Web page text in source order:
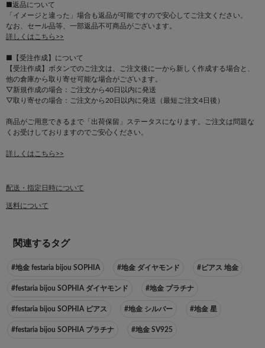
■返品について
「イメージと違った」場合も返品が可能ですので安心してご注文ください。
なお、セール品等、一部返品不可商品がございます。
詳しくはこちら>>
■【受注作成】について
【受注作成】ボタンでのご注文は、ご注文後に一から新しく作成する場合と、
他の倉庫から取り寄せ可能な場合がございます。
▽新規作成の場合：ご注文から40日以内に発送
▽取り寄せの場合：ご注文から20日以内に発送（最短ご注文4日後）
商品がご用意できるまで「出荷保留」ステータスになります。ご注文は問題な
くお受けしておりますのでご安心ください。
詳しくはこちら>>
配送・指定日時について
送料について
関連するタグ
#地金 festaria bijou SOPHIA #地金 ダイヤモンド #ピアス 地金
#festaria bijou SOPHIA ダイヤモンド #地金 プラチナ
#festaria bijou SOPHIA ピアス #地金 シルバー #地金 星
#festaria bijou SOPHIA プラチナ #地金 SV925